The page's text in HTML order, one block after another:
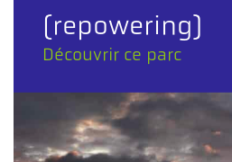
(repowering)
Découvrir ce parc